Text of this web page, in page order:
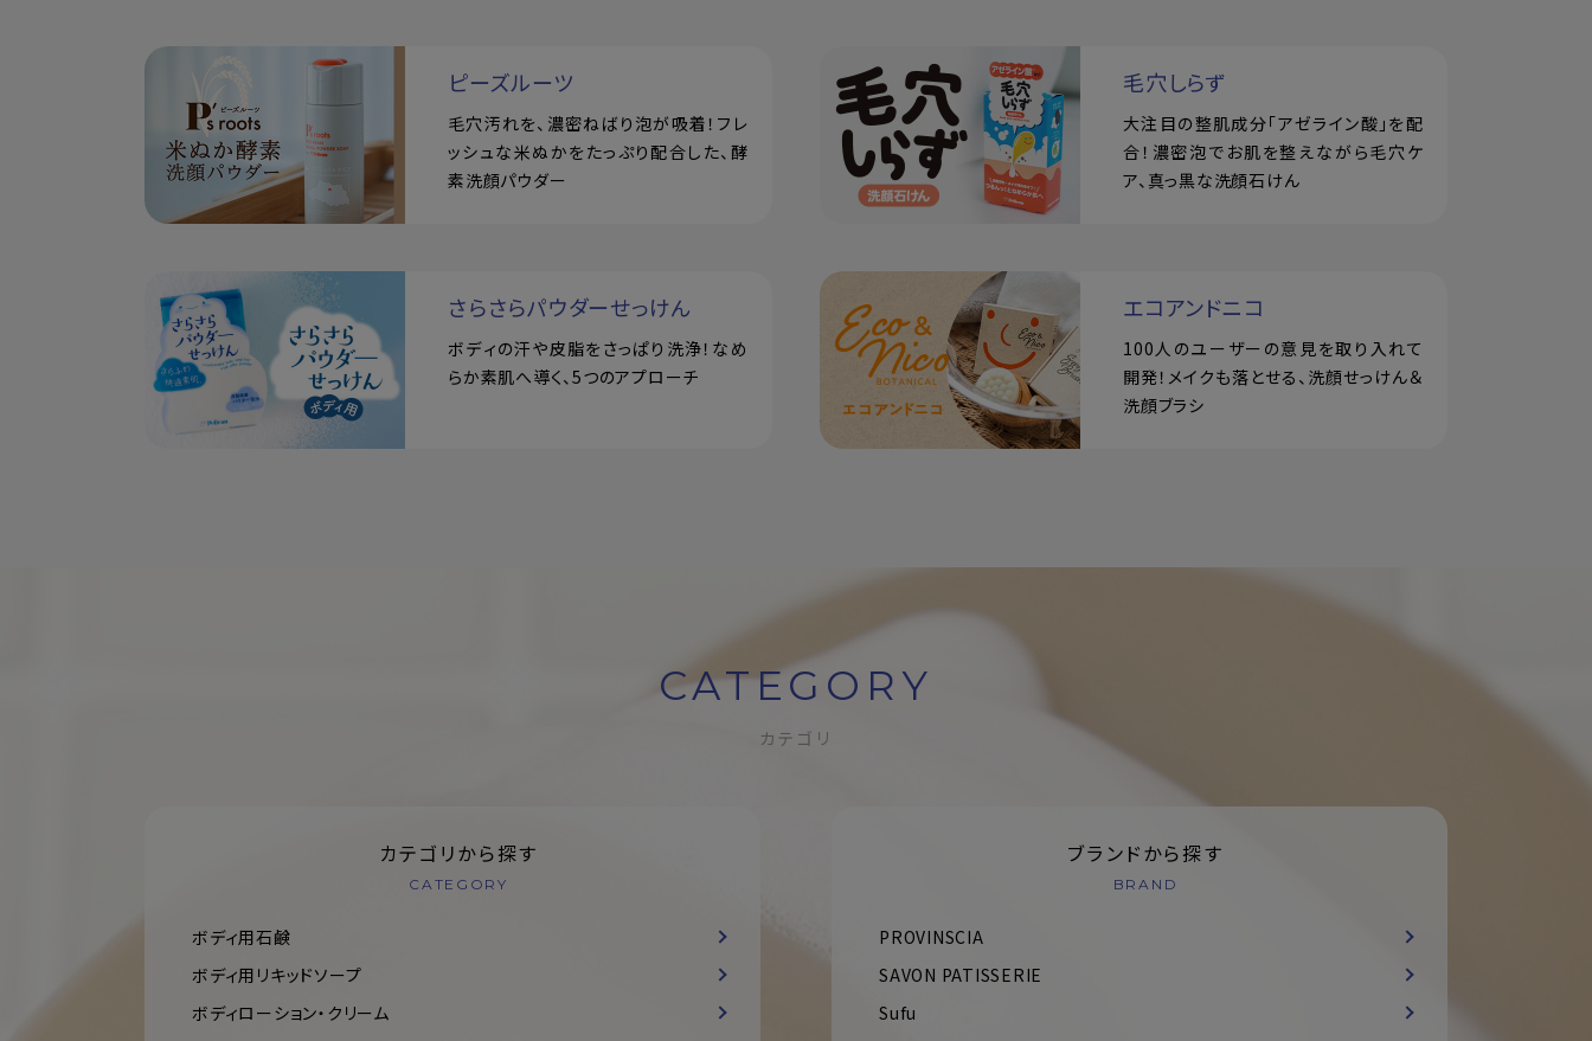
ピーズルーツ
毛穴汚れを、濃密ねばり泡が吸着！フレ
ッシュな米ぬかをたっぷり配合した、酵
素洗顔パウダー
毛穴しらず
大注目の整肌成分「アゼライン酸」を配
合！濃密泡でお肌を整えながら毛穴ケ
ア、真っ黒な洗顔石けん
さらさらパウダーせっけん
ボディの汗や皮脂をさっぱり洗浄！なめ
らか素肌へ導く、5つのアプローチ
エコアンドニコ
100人のユーザーの意見を取り入れて
開発！メイクも落とせる、洗顔せっけん＆
洗顔ブラシ
CATEGORY
カテゴリ
カテゴリから探す
CATEGORY
ボディ用石鹸
ボディ用リキッドソープ
ボディローション・クリーム
ブランドから探す
BRAND
PROVINSCIA
SAVON PATISSERIE
Sufu